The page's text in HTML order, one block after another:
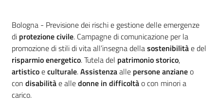
Contenuto
Bologna - Previsione dei rischi e gestione delle emergenze
di protezione civile. Campagne di comunicazione per la
promozione di stili di vita all’insegna dellasostenibilitàe del
risparmio energetico. Tutela del patrimonio storico,
artisticoeculturale.Assistenzaalle persone anzianeo
con disabilitàe alledonne in difficoltào con minori a
carico.